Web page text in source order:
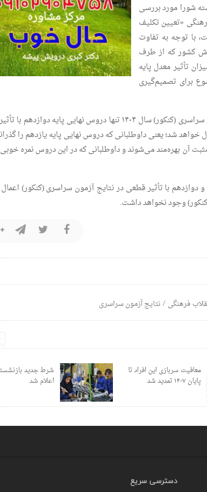
شورا مورد بررسی
«تعیین تکلیف
بود. در این نشست، با توجه به تفاوت
کشور که از طرف
تأثیر معدل پایه
برای تصمیم‌گیری
بر اساس مصوبه امروز شورای‌ عالی انقلاب فرهنگی، برای آزمون سراسری (کنکور) سال ۱۴۰۴ تنها دروس نهایی پایه
خواهد شد؛ یعنی داوطلبانی که دروس نهایی پایه یازدهم را
آن بهره‌مند می‌شوند و داوطلبانی که در این دروس نمره خوبی
و دوازدهم با تأثیر قطعی در نتایج آزمون سراسری (کنکور)
وجود نخواهد داشت.
فرهنگی / نتایج آزمون سراسری
شرط جدید
اعلام شد
معافیت سربازی این افراد تا
پایان ۱۴۰۷ تمدید شد
دسترسی سریع